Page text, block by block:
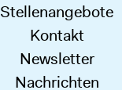
Stellenangebote
Kontakt
Newsletter
Nachrichten